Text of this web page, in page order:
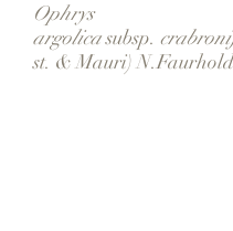
Ophrys
argolicasubsp.
st. & Mauri)